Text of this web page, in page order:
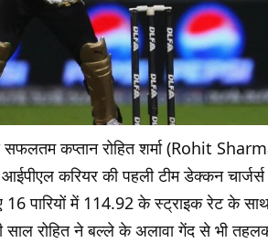
कप्तान रोहित शर्मा (Rohit
करियर की पहली टीम डेक्कन
16 पारियों में 114.92 के स्ट्राइक रेट के
साल रोहित ने बल्ले के अलावा गेंद से भी